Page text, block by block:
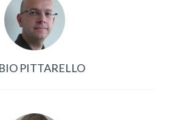
PITTARELLO